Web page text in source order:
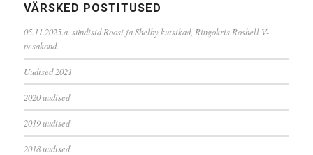
VÄRSKED POSTITUSED
05.11.2025.a. sündisid Roosi ja Shelby kutsikad, Ringokris Roshell V-
pesakond.
Uudised 2021
2020 uudised
2019 uudised
2018 uudised